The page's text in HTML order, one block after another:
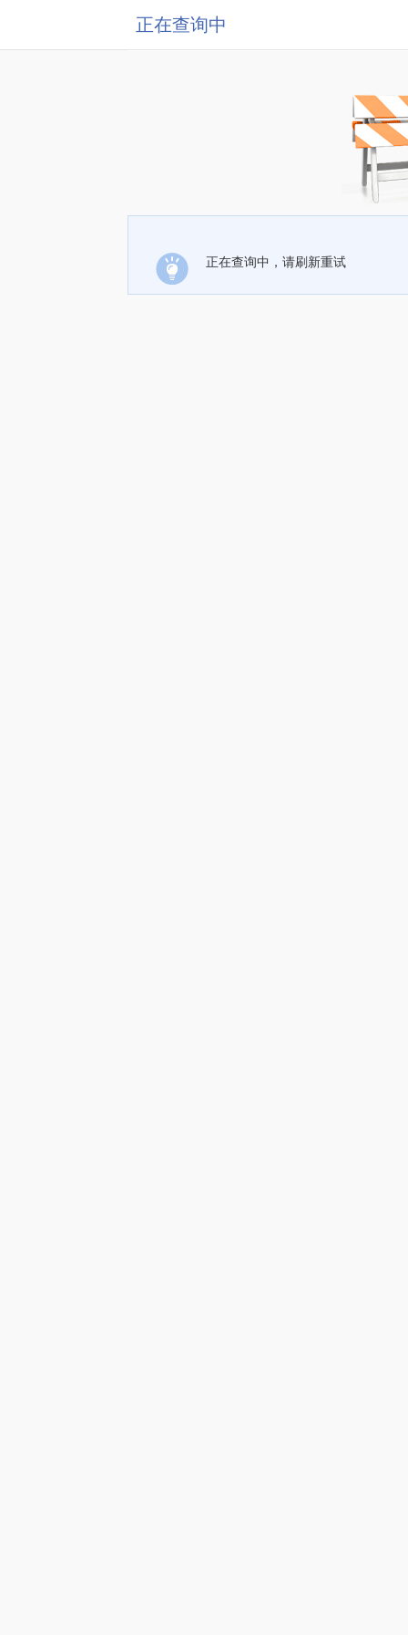
正在查询中
正在查询中，请刷新重试